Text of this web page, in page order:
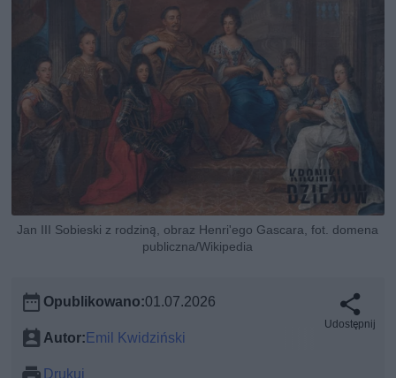
Jan III Sobieski z rodziną, obraz Henri'ego Gascara, fot. domena
publiczna/Wikipedia
Opublikowano:01.07.2026
Autor:Emil Kwidziński
Drukuj
Udostępnij